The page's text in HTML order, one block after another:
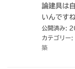
論建具は
いんです
公開済み:
カテゴリー:
築